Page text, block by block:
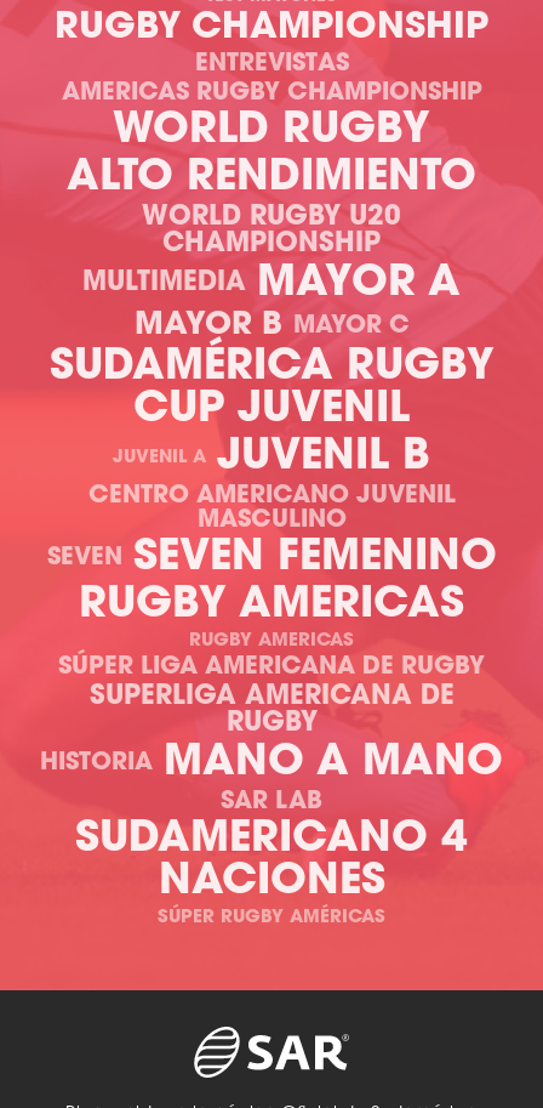
RUGBY CHAMPIONSHIP
ENTREVISTAS
AMERICAS RUGBY CHAMPIONSHIP
WORLD RUGBY
ALTO RENDIMIENTO
WORLD RUGBY U20
CHAMPIONSHIP
MULTIMEDIA MAYOR A
MAYOR B MAYOR C
SUDAMÉRICA RUGBY
CUP JUVENIL
JUVENIL A JUVENIL B
CENTRO AMERICANO JUVENIL
MASCULINO
SEVEN SEVEN FEMENINO
RUGBY AMERICAS
RUGBY AMERICAS
SÚPER LIGA AMERICANA DE RUGBY
SUPERLIGA AMERICANA DE
RUGBY
HISTORIA MANO A MANO
SAR LAB
SUDAMERICANO 4
NACIONES
SÚPER RUGBY AMÉRICAS